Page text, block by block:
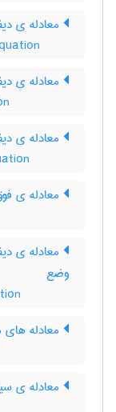
معادله ی
معادله ی
معادله ی
معادله ی
معادله ی
وضع
معادله
معادله ی